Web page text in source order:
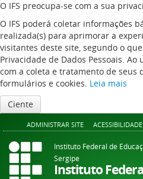
O IFS preocupa-se com a sua
O IFS poderá coletar informações
realizada(s) para aprimorar a
visitantes deste site, segundo o
Privacidade de Dados Pessoais.
com a coleta e tratamento de seus
formulários e cookies. Leia mais
Ciente
ADMINISTRAR SITE
Instituto Federal de
Sergipe
Instituto